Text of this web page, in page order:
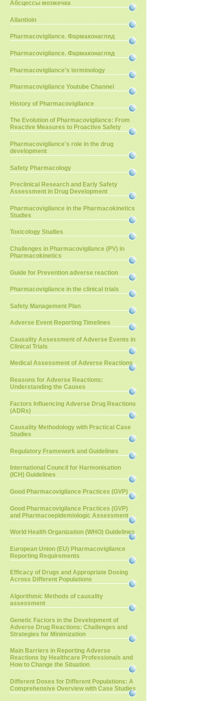
Абсцессы мозжечка
Allantioin
Pharmacovigilance. Фармаконагляд
Pharmacovigilance. Фармаконагляд
Pharmacovigilance's terminology
Pharmacovigilance Youtube Channel
History of Pharmacovigilance
The Evolution of Pharmacovigilance: From
Reactive Measures to Proactive Safety
Pharmacovigilance's role in the drug
development
Safety Pharmacology
Preclinical Research and Early Safety
Assessment in Drug Development
Pharmacovigilance in the Pharmacokinetics
Studies
Toxicology Studies
Challenges in Pharmacovigilance (PV) in
Pharmacokinetics
Guide for Prevention adverse reaction
Pharmacovigilance in the clinical trials
Safety Management Plan
Adverse Event Reporting Timelines
Causality Assessment of Adverse Events in
Clinical Trials
Medical Assessment of Adverse Reactions
Reasons for Adverse Reactions:
Understanding the Causes
Factors Influencing Adverse Drug Reactions
(ADRs)
Causality Methodology with Practical Case
Studies
Regulatory Framework and Guidelines
International Council for Harmonisation
(ICH) Guidelines
Good Pharmacovigilance Practices (GVP)
Good Pharmacovigilance Practices (GVP)
and Pharmacoepidemiologic Assessment
World Health Organization (WHO) Guidelines
European Union (EU) Pharmacovigilance
Reporting Requirements
Efficacy of Drugs and Appropriate Dosing
Across Different Populations
Algorithmic Methods of causality
assessment
Genetic Factors in the Development of
Adverse Drug Reactions: Challenges and
Strategies for Minimization
Main Barriers in Reporting Adverse
Reactions by Healthcare Professionals and
How to Change the Situation
Different Doses for Different Populations: A
Comprehensive Overview with Case Studies